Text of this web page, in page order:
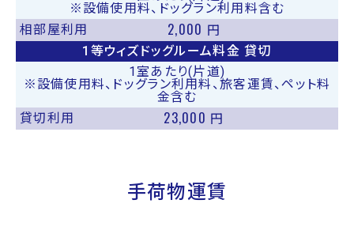
※設備使用料、ドッグラン利用料含む
相部屋利用
2,000 円
1等ウィズドッグルーム料金 貸切
1室あたり(片道)
※設備使用料、ドッグラン利用料、旅客運賃、ペット料
金含む
貸切利用
23,000 円
手荷物運賃